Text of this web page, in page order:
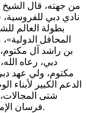
من جهته، قال
نادي دبي
بطولة العالم
المحافل
بن راشد آل
دبي، رعاه
مكتوم، ولي عهد
الدعم الكبير لأبناء
شتى المجالات،
فرسان.